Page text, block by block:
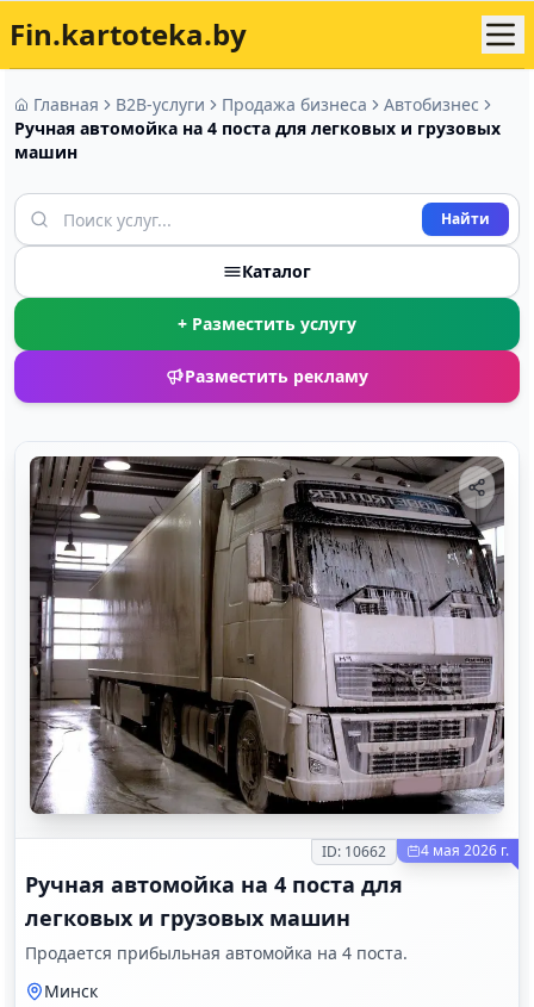
Fin.kartoteka.by
Главная B2B-услуги Продажа бизнеса
Автобизнес
Ручная автомойка на 4 поста для легковых и грузовых
машин
Найти
Каталог
+ Разместить услугу
Разместить рекламу
ID: 10662 4 мая 2026 г.
Ручная автомойка на 4 поста для
легковых и грузовых машин
Продается прибыльная автомойка на 4 поста.
Минск